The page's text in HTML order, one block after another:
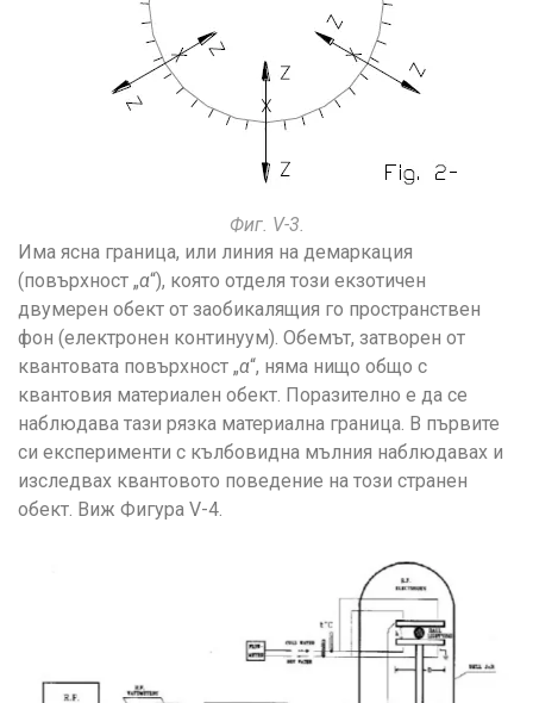
Фиг. V-3.
Има ясна граница, или линия на демаркация
(повърхност „α“), която отделя този екзотичен
двумерен обект от заобикалящия го пространствен
фон (електронен континуум). Обемът, затворен от
квантовата повърхност „α“, няма нищо общо с
квантовия материален обект. Поразително е да се
наблюдава тази рязка материална граница. В първите
си експерименти с кълбовидна мълния наблюдавах и
изследвах квантовото поведение на този странен
обект. Виж Фигура V-4.